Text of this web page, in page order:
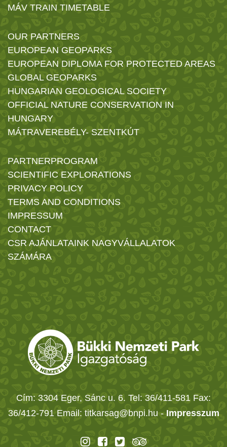
MÁV TRAIN TIMETABLE
OUR PARTNERS
EUROPEAN GEOPARKS
EUROPEAN DIPLOMA FOR PROTECTED AREAS
GLOBAL GEOPARKS
HUNGARIAN GEOLOGICAL SOCIETY
OFFICIAL NATURE CONSERVATION IN
HUNGARY
MÁTRAVEREBÉLY- SZENTKÚT
PARTNERPROGRAM
SCIENTIFIC EXPLORATIONS
PRIVACY POLICY
TERMS AND CONDITIONS
IMPRESSUM
CONTACT
CSR AJÁNLATAINK NAGYVÁLLALATOK
SZÁMÁRA
Cím: 3304 Eger, Sánc u. 6. Tel: 36/411-581 Fax:
36/412-791 Email: titkarsag@bnpi.hu - Impresszum